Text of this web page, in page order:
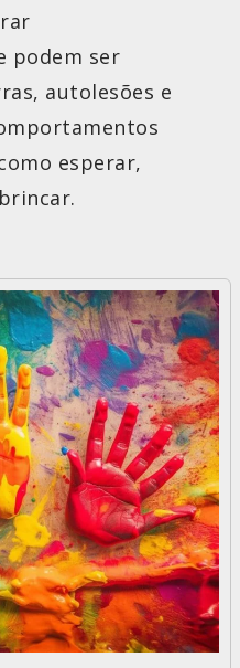
podem ser
autolesões e
esperar,